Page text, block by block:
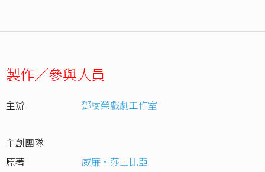
製作／參與人員
主辦 鄧樹榮戲劇工作室
主創團隊
原著
威廉·莎士比亞